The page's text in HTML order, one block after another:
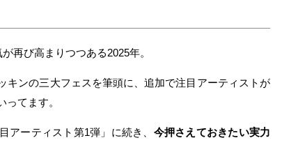
再び高まりつつある2025年。
キンの三大フェスを筆頭に、追加で注目アーティストが
てます。
アーティスト第1弾」に続き、 今押さえておきたい実力